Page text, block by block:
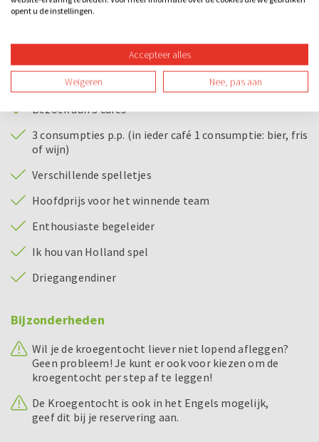
om Ik hou van Holland tijdens het diner te spelen dan duurt
Bij dit uitje inbegrepen
Begeleiding naar de cafés en tijdens de spellen
Bezoek aan 3 cafés
3 consumpties p.p. (in ieder café 1 consumptie: bier, fris
of wijn)
Verschillende spelletjes
Hoofdprijs voor het winnende team
Enthousiaste begeleider
Ik hou van Holland spel
Driegangendiner
Bijzonderheden
Wil je de kroegentocht liever niet lopend afleggen?
Geen probleem! Je kunt er ook voor kiezen om de
kroegentocht per step af te leggen!
De Kroegentocht is ook in het Engels mogelijk,
geef dit bij je reservering aan.
opent u de instellingen.
Accepteer alles
Weigeren Nee, pas aan